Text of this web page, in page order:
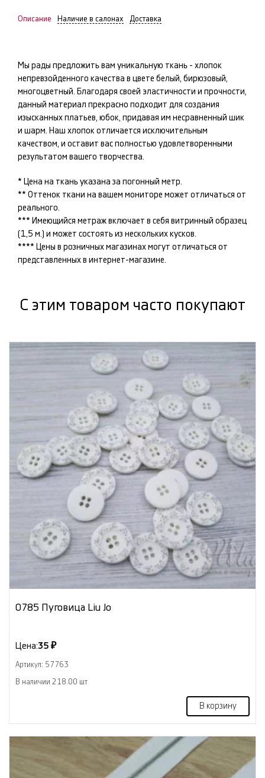
Описание Наличие в салонах Доставка
Мы рады предложить вам уникальную ткань - хлопок
непревзойденного качества в цвете белый, бирюзовый,
многоцветный. Благодаря своей эластичности и прочности,
данный материал прекрасно подходит для создания
изысканных платьев, юбок, придавая им несравненный шик
и шарм. Наш хлопок отличается исключительным
качеством, и оставит вас полностью удовлетворенными
результатом вашего творчества.
* Цена на ткань указана за погонный метр.
** Оттенок ткани на вашем мониторе может отличаться от
реального.
*** Имеющийся метраж включает в себя витринный образец
(1,5 м.) и может состоять из нескольких кусков.
**** Цены в розничных магазинах могут отличаться от
представленных в интернет-магазине.
С этим товаром часто покупают
0785 Пуговица Liu Jo
Цена:35 ₽
Артикул: 57763
В наличии 218.00 шт
В корзину